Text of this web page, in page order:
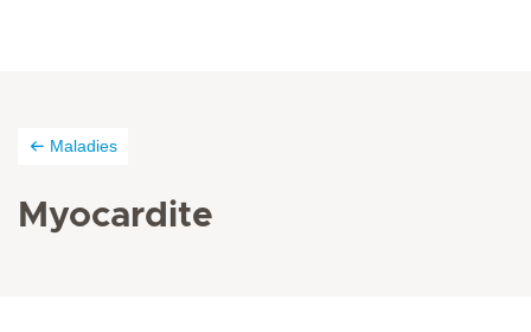
Maladies
Myocardite